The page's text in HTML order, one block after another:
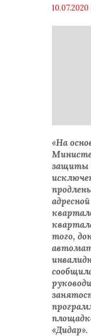
10.07.2020
«На
защиты
того,
«Дидар».